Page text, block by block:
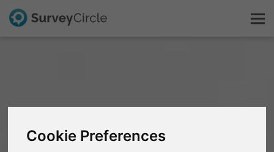
Cookie Preferences
Explorer la recherche